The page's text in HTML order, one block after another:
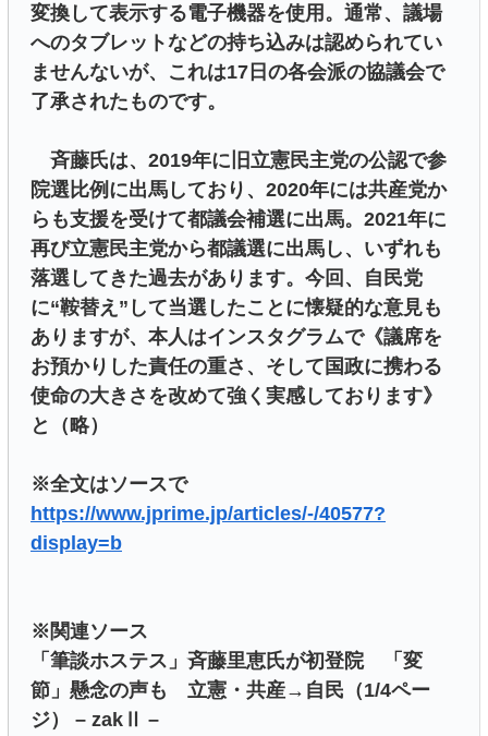
変換して表示する電子機器を使用。通常、議場
へのタブレットなどの持ち込みは認められてい
ませんないが、これは17日の各会派の協議会で
了承されたものです。
斉藤氏は、2019年に旧立憲民主党の公認で参
院選比例に出馬しており、2020年には共産党か
らも支援を受けて都議会補選に出馬。2021年に
再び立憲民主党から都議選に出馬し、いずれも
落選してきた過去があります。今回、自民党
に“鞍替え”して当選したことに懐疑的な意見も
ありますが、本人はインスタグラムで《議席を
お預かりした責任の重さ、そして国政に携わる
使命の大きさを改めて強く実感しております》
と（略）
※全文はソースで
https://www.jprime.jp/articles/-/40577?
display=b
※関連ソース
「筆談ホステス」斉藤里恵氏が初登院 「変
節」懸念の声も 立憲・共産→自民（1/4ペー
ジ） – zakⅡ –